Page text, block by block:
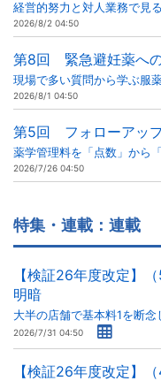
経営的努力と対人業務で見
2026/8/2 04:50
第8回 緊急避妊薬へ
現場で多い質問から学ぶ服
2026/8/1 04:50
第5回 フォローアップ
薬学管理料を「点数」から
2026/7/26 04:50
特集・連載：連載
【検証26年度改定】
明暗
大半の店舗で基本料1を断念
2026/7/31 04:50
【検証26年度改定】